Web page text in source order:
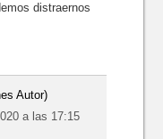
distraernos
Autor)
a las 17:15